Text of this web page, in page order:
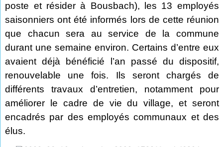
poste et résider à Bousbach), les 13 employés
saisonniers ont été informés lors de cette réunion
que chacun sera au service de la commune
durant une semaine environ. Certains d’entre eux
avaient déjà bénéficié l’an passé du dispositif,
renouvelable une fois. Ils seront chargés de
différents travaux d’entretien, notamment pour
améliorer le cadre de vie du village, et seront
encadrés par des employés communaux et des
élus.